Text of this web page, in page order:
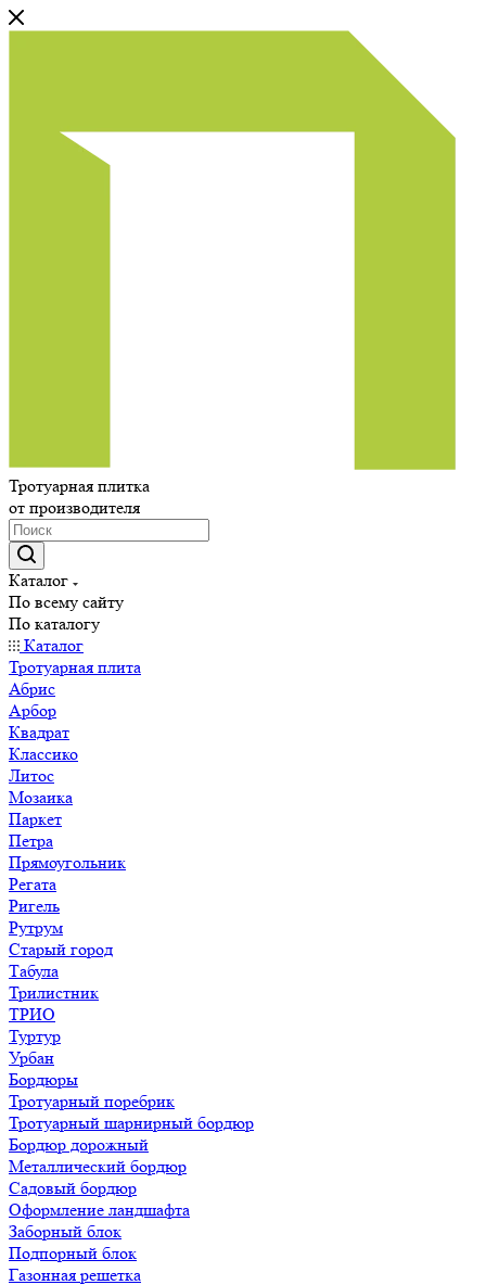
Тротуарная плитка
от производителя
Каталог
По всему сайту
По каталогу
Каталог
Тротуарная плита
Абрис
Арбор
Квадрат
Классико
Литос
Мозаика
Паркет
Петра
Прямоугольник
Регата
Ригель
Рутрум
Старый город
Табула
Трилистник
ТРИО
Туртур
Урбан
Бордюры
Тротуарный поребрик
Тротуарный шарнирный бордюр
Бордюр дорожный
Металлический бордюр
Садовый бордюр
Оформление ландшафта
Заборный блок
Подпорный блок
Газонная решетка